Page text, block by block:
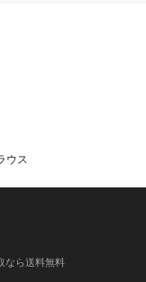
ウス
なら送料無料